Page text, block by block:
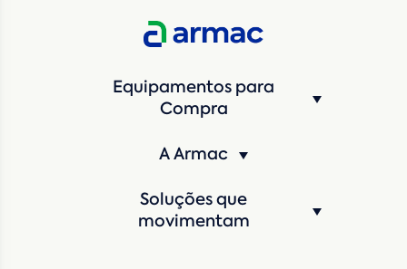
Equipamentos para
Compra
A Armac
Soluções que
movimentam
Máquina de interesse*
Qual o período de locação? *